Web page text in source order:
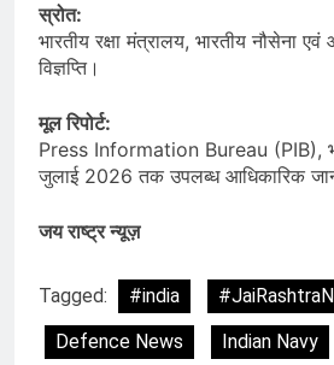
स्रोत:
भारतीय रक्षा मंत्रालय, भारतीय नौसेना
विज्ञप्ति।
मूल रिपोर्ट:
Press Information Bureau (PIB),
जुलाई 2026 तक उपलब्ध आधिकारिक
जय राष्ट्र न्यूज़
Tagged: #india
Defence News
Indian Navy